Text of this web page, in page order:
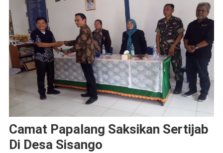
Camat Papalang Saksikan Sertijab
Di Desa Sisango